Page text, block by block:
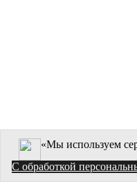
«Мы используем
C обработкой